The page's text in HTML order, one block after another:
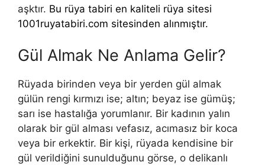
aşktır. Bu rüya tabiri en kaliteli rüya sitesi
1001ruyatabiri.com sitesinden alınmıştır.
Gül Almak Ne Anlama Gelir?
Rüyada birinden veya bir yerden gül almak
gülün rengi kırmızı ise; altın; beyaz ise gümüş;
sarı ise hastalığa yorumlanır. Bir kadının yalın
olarak bir gül alması vefasız, acımasız bir koca
veya bir erkektir. Bir kişi, rüyada kendisine bir
gül verildiğini sunulduğunu görse, o delikanlı